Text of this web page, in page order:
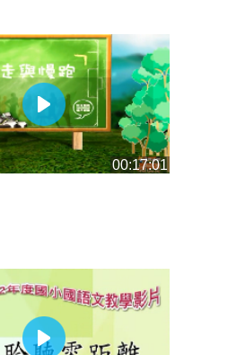
00:17:01